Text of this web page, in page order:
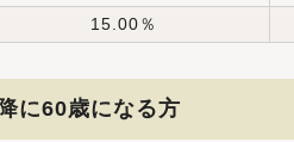
15.00％
に60歳になる方